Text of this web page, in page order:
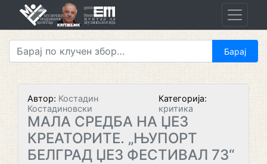
Автор: Костадин
Костадиновски
Категорија:
критика
МАЛА СРЕДБА НА ЏЕЗ
КРЕАТОРИТЕ. „ЊУПОРТ
БЕЛГРАД ЏЕЗ ФЕСТИВАЛ 73“